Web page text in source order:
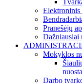
Elektroninis
Pranešėjų
Dažniausiai
Mokyklos
Darbo